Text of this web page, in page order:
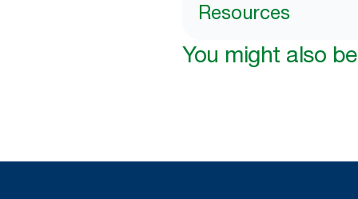
Resources
You might also